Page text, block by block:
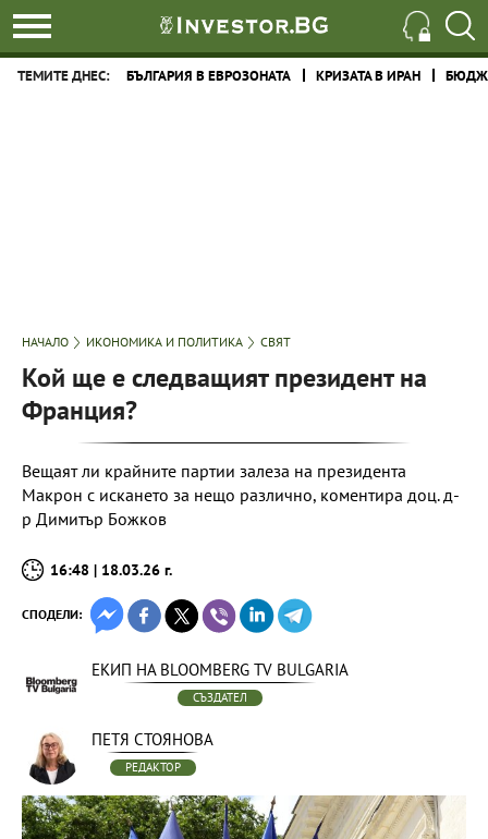
ТЕМИТЕ ДНЕС: БЪЛГАРИЯ В ЕВРОЗОНАТА КРИЗАТА В ИРАН
НАЧАЛО ИКОНОМИКА И ПОЛИТИКА СВЯТ
Кой ще е следващият президент на
Франция?
Вещаят ли крайните партии залеза на президента
Макрон с искането за нещо различно, коментира доц. д-
р Димитър Божков
16:48 | 18.03.26 г.
СПОДЕЛИ:
ЕКИП НА BLOOMBERG TV BULGARIA
СЪЗДАТЕЛ
ПЕТЯ СТОЯНОВА
РЕДАКТОР